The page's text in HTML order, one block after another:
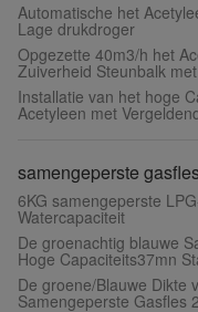
Automatische het
Lage drukdroger
Opgezette 40m3/h het
Zuiverheid Steunbalk
Installatie van het hoge
Acetyleen met
samengeperste
6KG samengeperste
Watercapaciteit
De groenachtig blauwe
Hoge Capaciteits37mn
De groene/Blauwe Dikte
Samengeperste Gasfles